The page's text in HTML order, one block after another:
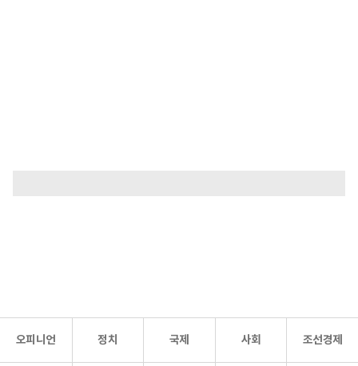
오피니언 정치 국제 사회 조선경제